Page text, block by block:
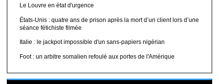
Le Louvre en état d'urgence
États-Unis : quatre ans de prison après la mort d’un client lors d’une
séance fétichiste filmée
Italie : le jackpot impossible d'un sans-papiers nigérian
Foot : un arbitre somalien refoulé aux portes de l'Amérique